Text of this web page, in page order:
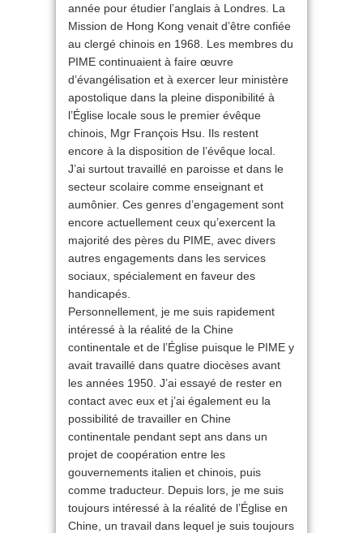
année pour étudier l’anglais à Londres. La
Mission de Hong Kong venait d’être confiée
au clergé chinois en 1968. Les membres du
PIME continuaient à faire œuvre
d’évangélisation et à exercer leur ministère
apostolique dans la pleine disponibilité à
l’Église locale sous le premier évêque
chinois, Mgr François Hsu. Ils restent
encore à la disposition de l’évêque local.
J’ai surtout travaillé en paroisse et dans le
secteur scolaire comme enseignant et
aumônier. Ces genres d’engagement sont
encore actuellement ceux qu’exercent la
majorité des pères du PIME, avec divers
autres engagements dans les services
sociaux, spécialement en faveur des
handicapés.
Personnellement, je me suis rapidement
intéressé à la réalité de la Chine
continentale et de l’Église puisque le PIME y
avait travaillé dans quatre diocèses avant
les années 1950. J’ai essayé de rester en
contact avec eux et j’ai également eu la
possibilité de travailler en Chine
continentale pendant sept ans dans un
projet de coopération entre les
gouvernements italien et chinois, puis
comme traducteur. Depuis lors, je me suis
toujours intéressé à la réalité de l’Église en
Chine, un travail dans lequel je suis toujours